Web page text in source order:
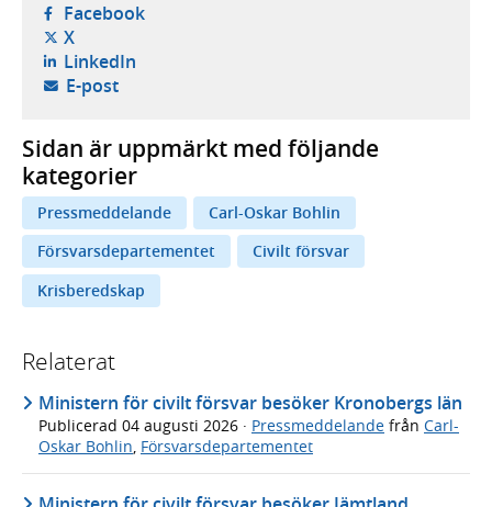
Facebook- öppnas i ny flik, extern webbplats,
X- öppnas i ny flik, extern webbplats,
LinkedIn- öppnas i ny flik, extern webbplats,
E-post- öppnar din e-postklient,
Sidan är uppmärkt med följande
kategorier
Pressmeddelande
Carl-Oskar Bohlin
Försvarsdepartementet
Civilt försvar
Krisberedskap
Relaterat
Ministern för civilt försvar besöker Kronobergs län
Publicerad 04 augusti 2026 · Pressmeddelande från Carl-
Oskar Bohlin, Försvarsdepartementet